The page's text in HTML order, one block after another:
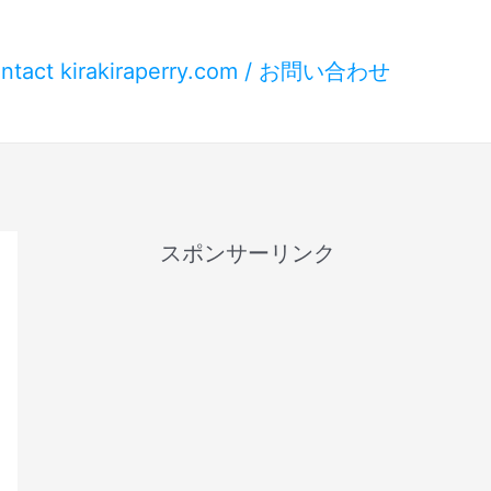
kirakiraperry.com / お問い合わせ
スポンサーリンク